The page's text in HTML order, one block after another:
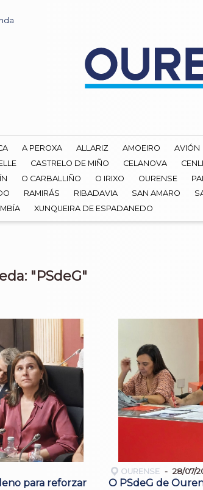
A PEROXA ALLARIZ AMOEIRO AVIÓN
CASTRELO DE MIÑO CELANOVA
O CARBALLIÑO O IRIXO OURENSE
RAMIRÁS RIBADAVIA SAN AMARO
XUNQUEIRA DE ESPADANEDO
"PSdeG"
para reforzar
OURENSE 28/07/
O PSdeG de